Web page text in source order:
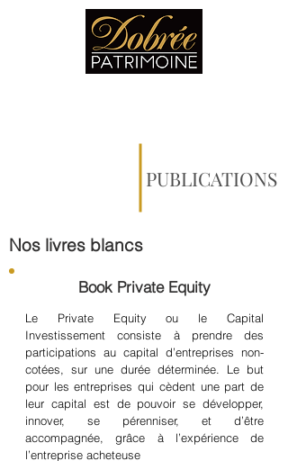
PUBLICATIONS
Nos livres blancs
Book Private Equity
Le Private Equity ou le Capital
Investissement consiste à prendre des
participations au capital d’entreprises non-
cotées, sur une durée déterminée. Le but
pour les entreprises qui cèdent une part de
leur capital est de pouvoir se développer,
innover, se pérenniser, et d’être
accompagnée, grâce à l’expérience de
l’entreprise acheteuse